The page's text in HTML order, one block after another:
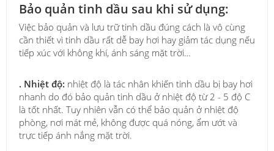
Bảo quản tinh dầu sau khi sử dụng:
Việc bảo quản và lưu trữ tinh dầu đúng cách là vô cùng
cần thiết vì tinh dầu rất dễ bay hơi hay giảm tác dụng nếu
tiếp xúc với không khí, ánh sáng mặt trời…
. Nhiệt độ: nhiệt độ là tác nhân khiến tinh dầu bị bay hơi
nhanh do đó bảo quản tinh dầu ở nhiệt độ từ 2 - 5 độ C
là tốt nhất. Tuy nhiên vẫn có thể bảo quản ở nhiệt độ
phòng, nơi mát mẻ, không được quá nóng, ẩm ướt và
trực tiếp ánh nắng mặt trời.